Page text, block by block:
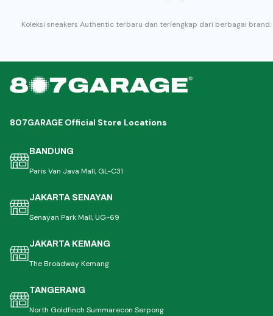
Koleksi sneakers Authentic terbaru dan terlengkap dari berbagai brand.
807GARAGE Official Store Locations
BANDUNG
Paris Van Java Mall, GL-C31
JAKARTA SENAYAN
Senayan Park Mall, UG-69
JAKARTA KEMANG
The Broadway Kemang
TANGERANG
North Goldfinch Summarecon Serpong